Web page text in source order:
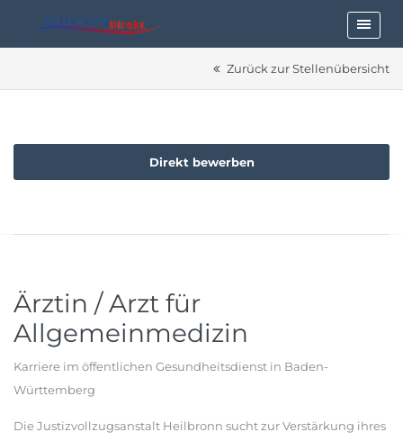
Zurück zur Stellenübersicht
Direkt bewerben
Ärztin / Arzt für
Allgemeinmedizin
Karriere im öffentlichen Gesundheitsdienst in Baden-
Württemberg
Die Justizvollzugsanstalt Heilbronn sucht zur Verstärkung ihres